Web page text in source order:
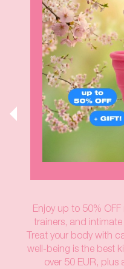
Enjoy up to 50%
trainers, and
Treat your body with
well-being is the best
over 50 EUR, plus